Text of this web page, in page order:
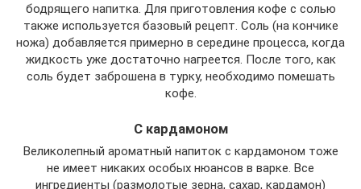
бодрящего напитка. Для приготовления кофе с солью
также используется базовый рецепт. Соль (на кончике
ножа) добавляется примерно в середине процесса, когда
жидкость уже достаточно нагреется. После того, как
соль будет заброшена в турку, необходимо помешать
кофе.
С кардамоном
Великолепный ароматный напиток с кардамоном тоже
не имеет никаких особых нюансов в варке. Все
ингредиенты (размолотые зерна, сахар, кардамон)